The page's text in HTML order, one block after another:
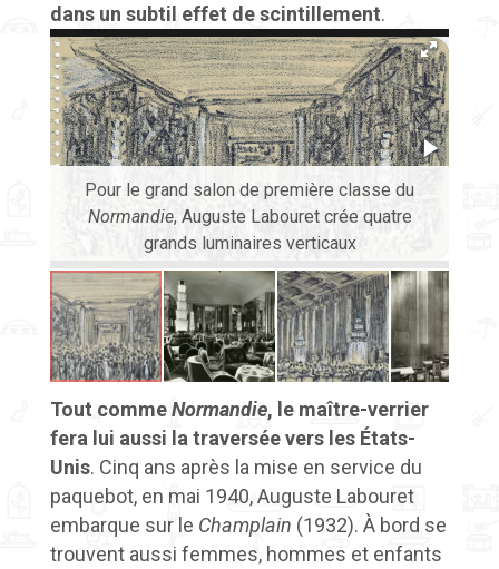
dans un subtil effet de scintillement.
Pour le grand salon de première classe du
Normandie, Auguste Labouret crée quatre
grands luminaires verticaux
Tout commeNormandie, le maître-verrier
fera lui aussi la traversée vers les États-
Unis. Cinq ans après la mise en service du
paquebot, en mai 1940, Auguste Labouret
embarque sur le Champlain (1932). À bord se
trouvent aussi femmes, hommes et enfants